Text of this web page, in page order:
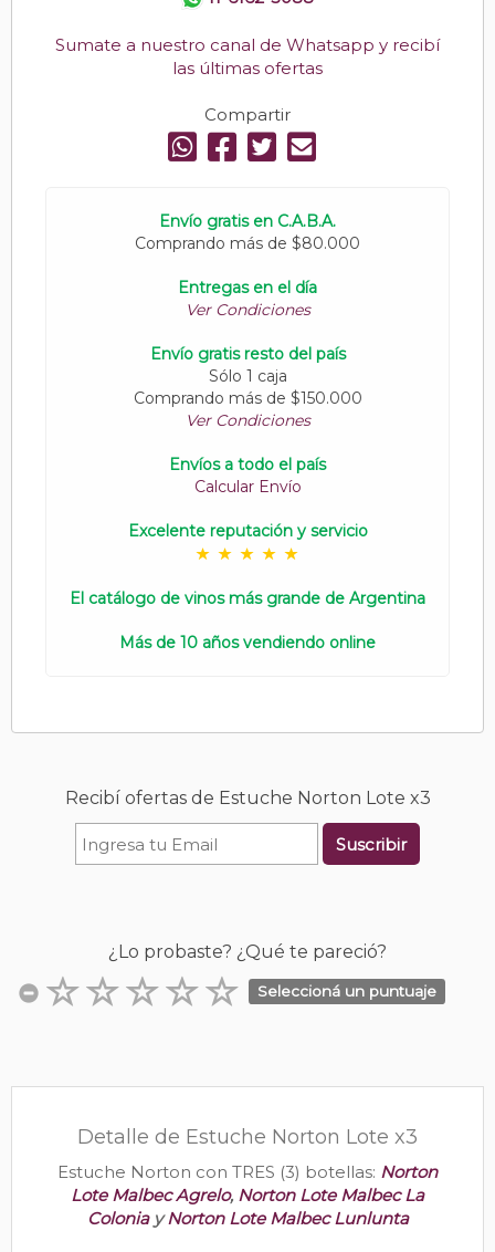
Sumate a nuestro canal de Whatsapp y recibí
las últimas ofertas
Compartir
Envío gratis en C.A.B.A.
Comprando más de $80.000
Entregas en el día
Ver Condiciones
Envío gratis resto del país
Sólo 1 caja
Comprando más de $150.000
Ver Condiciones
Envíos a todo el país
Calcular Envío
Excelente reputación y servicio
El catálogo de vinos más grande de Argentina
Más de 10 años vendiendo online
Recibí ofertas de Estuche Norton Lote x3
Suscribir
¿Lo probaste? ¿Qué te pareció?
Seleccioná un puntuaje
Detalle de Estuche Norton Lote x3
Estuche Norton con TRES (3) botellas: Norton
Lote Malbec Agrelo, Norton Lote Malbec La
ColoniayNorton Lote Malbec Lunlunta